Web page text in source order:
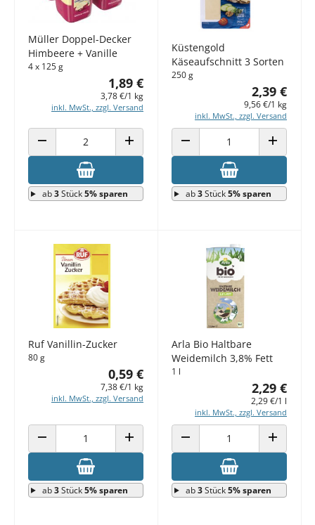
Müller Doppel-Decker
Himbeere + Vanille
4 x 125 g
1,89 €
3,78 €/1 kg
inkl. MwSt., zzgl. Versand
ANZAHL VERRINGERN ANZAHL ERHÖHEN
ab3Stück5% sparen
Küstengold
Käseaufschnitt 3 Sorten
250 g
2,39 €
9,56 €/1 kg
inkl. MwSt., zzgl. Versand
ANZAHL VERRINGERN ANZAHL
ab3Stück5% sparen
Ruf Vanillin-Zucker
80 g
0,59 €
7,38 €/1 kg
inkl. MwSt., zzgl. Versand
ANZAHL VERRINGERN ANZAHL ERHÖHEN
ab3Stück5% sparen
Arla Bio Haltbare
Weidemilch 3,8% Fett
1 l
2,29 €
2,29 €/1 l
inkl. MwSt., zzgl. Versand
ANZAHL VERRINGERN ANZAHL
ab3Stück5% sparen